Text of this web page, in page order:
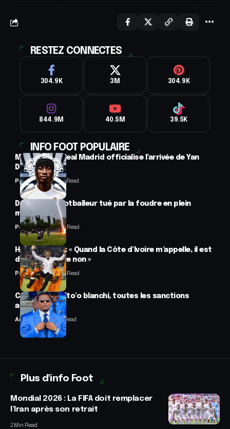
RESTEZ CONNECTES
304.9K 3M 304.9K
844.9M 40.5M 39.5K
INFO FOOT POPULAIRE
Mercato : Le Real Madrid officialise l’arrivée de Yan
Diomandé
Panafrofoot1 Min Read
Drame : un footballeur tué par la foudre en plein
match
Panafrofoot2 Min Read
Hervé Renard : « Quand la Côte d’Ivoire m’appelle, il est
difficile de dire non »
Panafrofoot2 Min Read
CAF : Samuel Eto’o blanchi, toutes les sanctions
annulées
Anselme AVI2 Min Read
Plus d'info Foot
Mondial 2026 : La FIFA doit remplacer
l’Iran après son retrait
2 Min Read